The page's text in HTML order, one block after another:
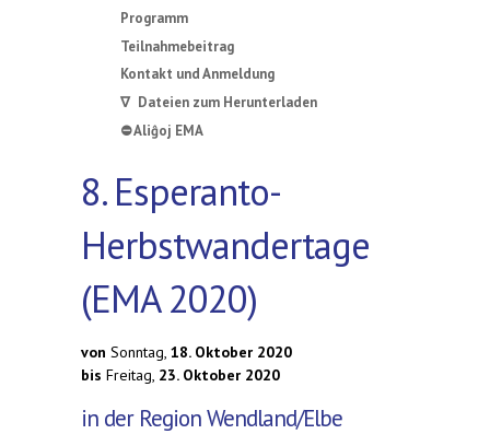
Programm
Teilnahmebeitrag
Kontakt und Anmeldung
∇ Dateien zum Herunterladen
⛔ Aliĝoj EMA
8. Esperanto-
Herbstwandertage
(EMA 2020)
von Sonntag, 18. Oktober 2020
bis Freitag, 23. Oktober 2020
in der Region Wendland/Elbe